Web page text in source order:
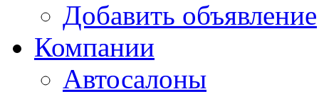
Добавить объявление
Компании
Автосалоны